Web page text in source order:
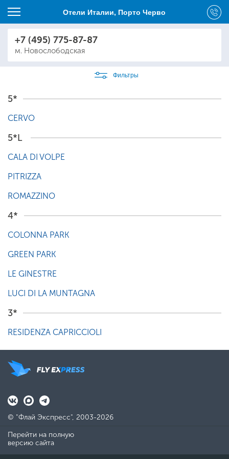
Отели Италии, Порто Черво
+7 (495) 775-87-87
м. Новослободская
Фильтры
5*
CERVO
5*L
CALA DI VOLPE
PITRIZZA
ROMAZZINO
4*
COLONNA PARK
GREEN PARK
LE GINESTRE
LUCI DI LA MUNTAGNA
3*
RESIDENZA CAPRICCIOLI
© "Флай Экспресс", 2003-2026
Перейти на полную
версию сайта